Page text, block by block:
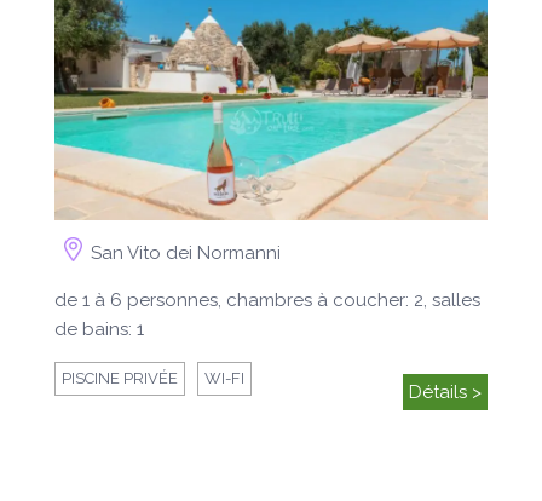
San Vito dei Normanni
de 1 à 6 personnes, chambres à coucher: 2, salles
de bains: 1
PISCINE PRIVÉE WI-FI
Détails >